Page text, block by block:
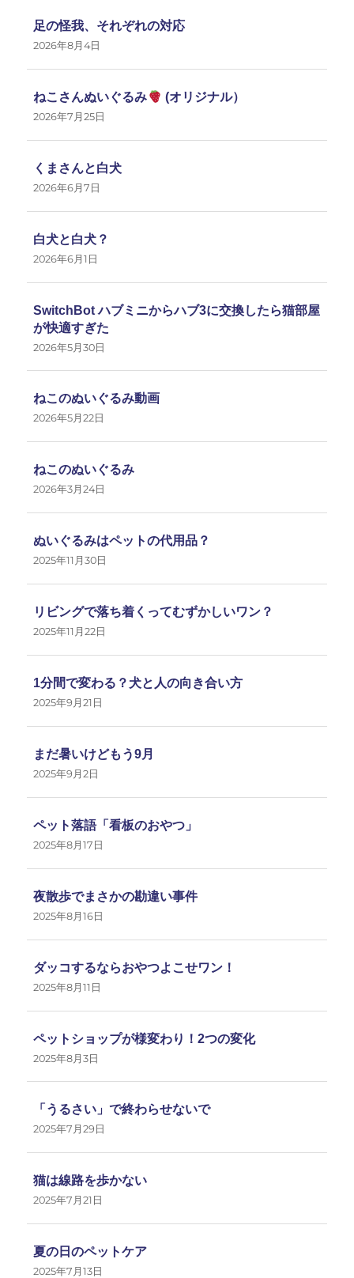
足の怪我、それぞれの対応
2026年8月4日
ねこさんぬいぐるみ (オリジナル）
2026年7月25日
くまさんと白犬
2026年6月7日
白犬と白犬？
2026年6月1日
SwitchBot ハブミニからハブ3に交換したら猫部屋
が快適すぎた
2026年5月30日
ねこのぬいぐるみ動画
2026年5月22日
ねこのぬいぐるみ
2026年3月24日
ぬいぐるみはペットの代用品？
2025年11月30日
リビングで落ち着くってむずかしいワン？
2025年11月22日
1分間で変わる？犬と人の向き合い方
2025年9月21日
まだ暑いけどもう9月
2025年9月2日
ペット落語「看板のおやつ」
2025年8月17日
夜散歩でまさかの勘違い事件
2025年8月16日
ダッコするならおやつよこせワン！
2025年8月11日
ペットショップが様変わり！2つの変化
2025年8月3日
「うるさい」で終わらせないで
2025年7月29日
猫は線路を歩かない
2025年7月21日
夏の日のペットケア
2025年7月13日